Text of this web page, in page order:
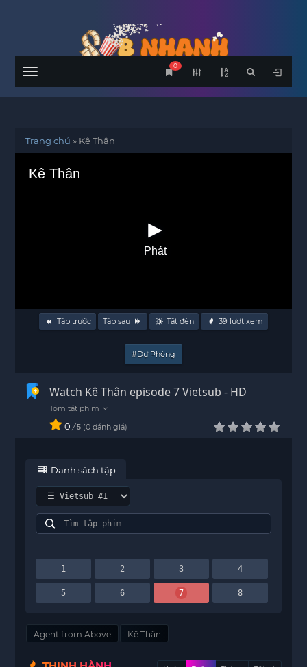
Menu
0
Trang chủ » Kê Thân
Kê Thân
Phát
Tập trước Tập sau Tắt đèn 39 lượt xem
#Dự Phòng
Watch Kê Thân episode 7 Vietsub - HD
0 / 5 0 đánh giá
Danh sách tập
1 2 3 4
5 6 7 8
Agent from Above Kê Thân